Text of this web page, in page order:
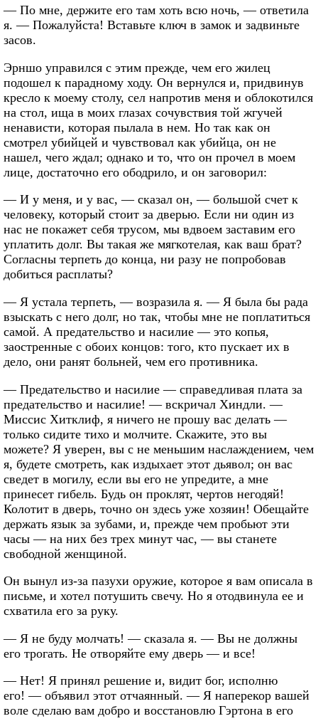
— По мне, держите его там хоть всю ночь, — ответила
я. — Пожалуйста! Вставьте ключ в замок и задвиньте
засов.
Эрншо управился с этим прежде, чем его жилец
подошел к парадному ходу. Он вернулся и, придвинув
кресло к моему столу, сел напротив меня и облокотился
на стол, ища в моих глазах сочувствия той жгучей
ненависти, которая пылала в нем. Но так как он
смотрел убийцей и чувствовал как убийца, он не
нашел, чего ждал; однако и то, что он прочел в моем
лице, достаточно его ободрило, и он заговорил:
— И у меня, и у вас, — сказал он, — большой счет к
человеку, который стоит за дверью. Если ни один из
нас не покажет себя трусом, мы вдвоем заставим его
уплатить долг. Вы такая же мягкотелая, как ваш брат?
Согласны терпеть до конца, ни разу не попробовав
добиться расплаты?
— Я устала терпеть, — возразила я. — Я была бы рада
взыскать с него долг, но так, чтобы мне не поплатиться
самой. А предательство и насилие — это копья,
заостренные с обоих концов: того, кто пускает их в
дело, они ранят больней, чем его противника.
— Предательство и насилие — справедливая плата за
предательство и насилие! — вскричал Хиндли. —
Миссис Хитклиф, я ничего не прошу вас делать —
только сидите тихо и молчите. Скажите, это вы
можете? Я уверен, вы с не меньшим наслаждением, чем
я, будете смотреть, как издыхает этот дьявол; он вас
сведет в могилу, если вы его не упредите, а мне
принесет гибель. Будь он проклят, чертов негодяй!
Колотит в дверь, точно он здесь уже хозяин! Обещайте
держать язык за зубами, и, прежде чем пробьют эти
часы — на них без трех минут час, — вы станете
свободной женщиной.
Он вынул из-за пазухи оружие, которое я вам описала в
письме, и хотел потушить свечу. Но я отодвинула ее и
схватила его за руку.
— Я не буду молчать! — сказала я. — Вы не должны
его трогать. Не отворяйте ему дверь — и все!
— Нет! Я принял решение и, видит бог, исполню
его! — объявил этот отчаянный. — Я наперекор вашей
воле сделаю вам добро и восстановлю Гэртона в его